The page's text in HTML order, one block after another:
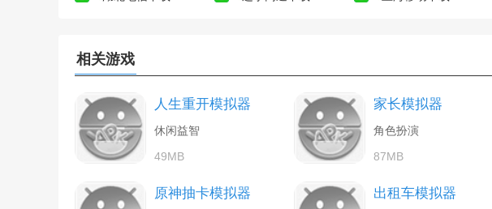
相关游戏
人生重开模拟器
休闲益智
49MB
家长模拟器
角色扮演
87MB
原神抽卡模拟器 出租车模拟器